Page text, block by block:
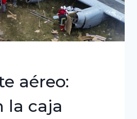
aéreo:
la caja